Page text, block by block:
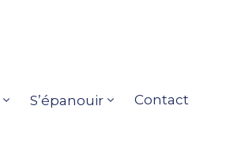
S’épanouir Contact